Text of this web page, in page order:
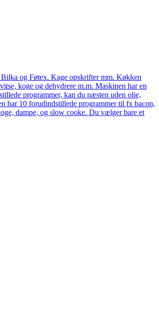
og Føtex. Kage opskrifter mm. Køkken
koge og dehydrere m.m. Maskinen har en
programmer, kan du næsten uden olie,
har 10 forudindstillede programmer til fx bacon,
dampe, og slow cooke. Du vælger bare et